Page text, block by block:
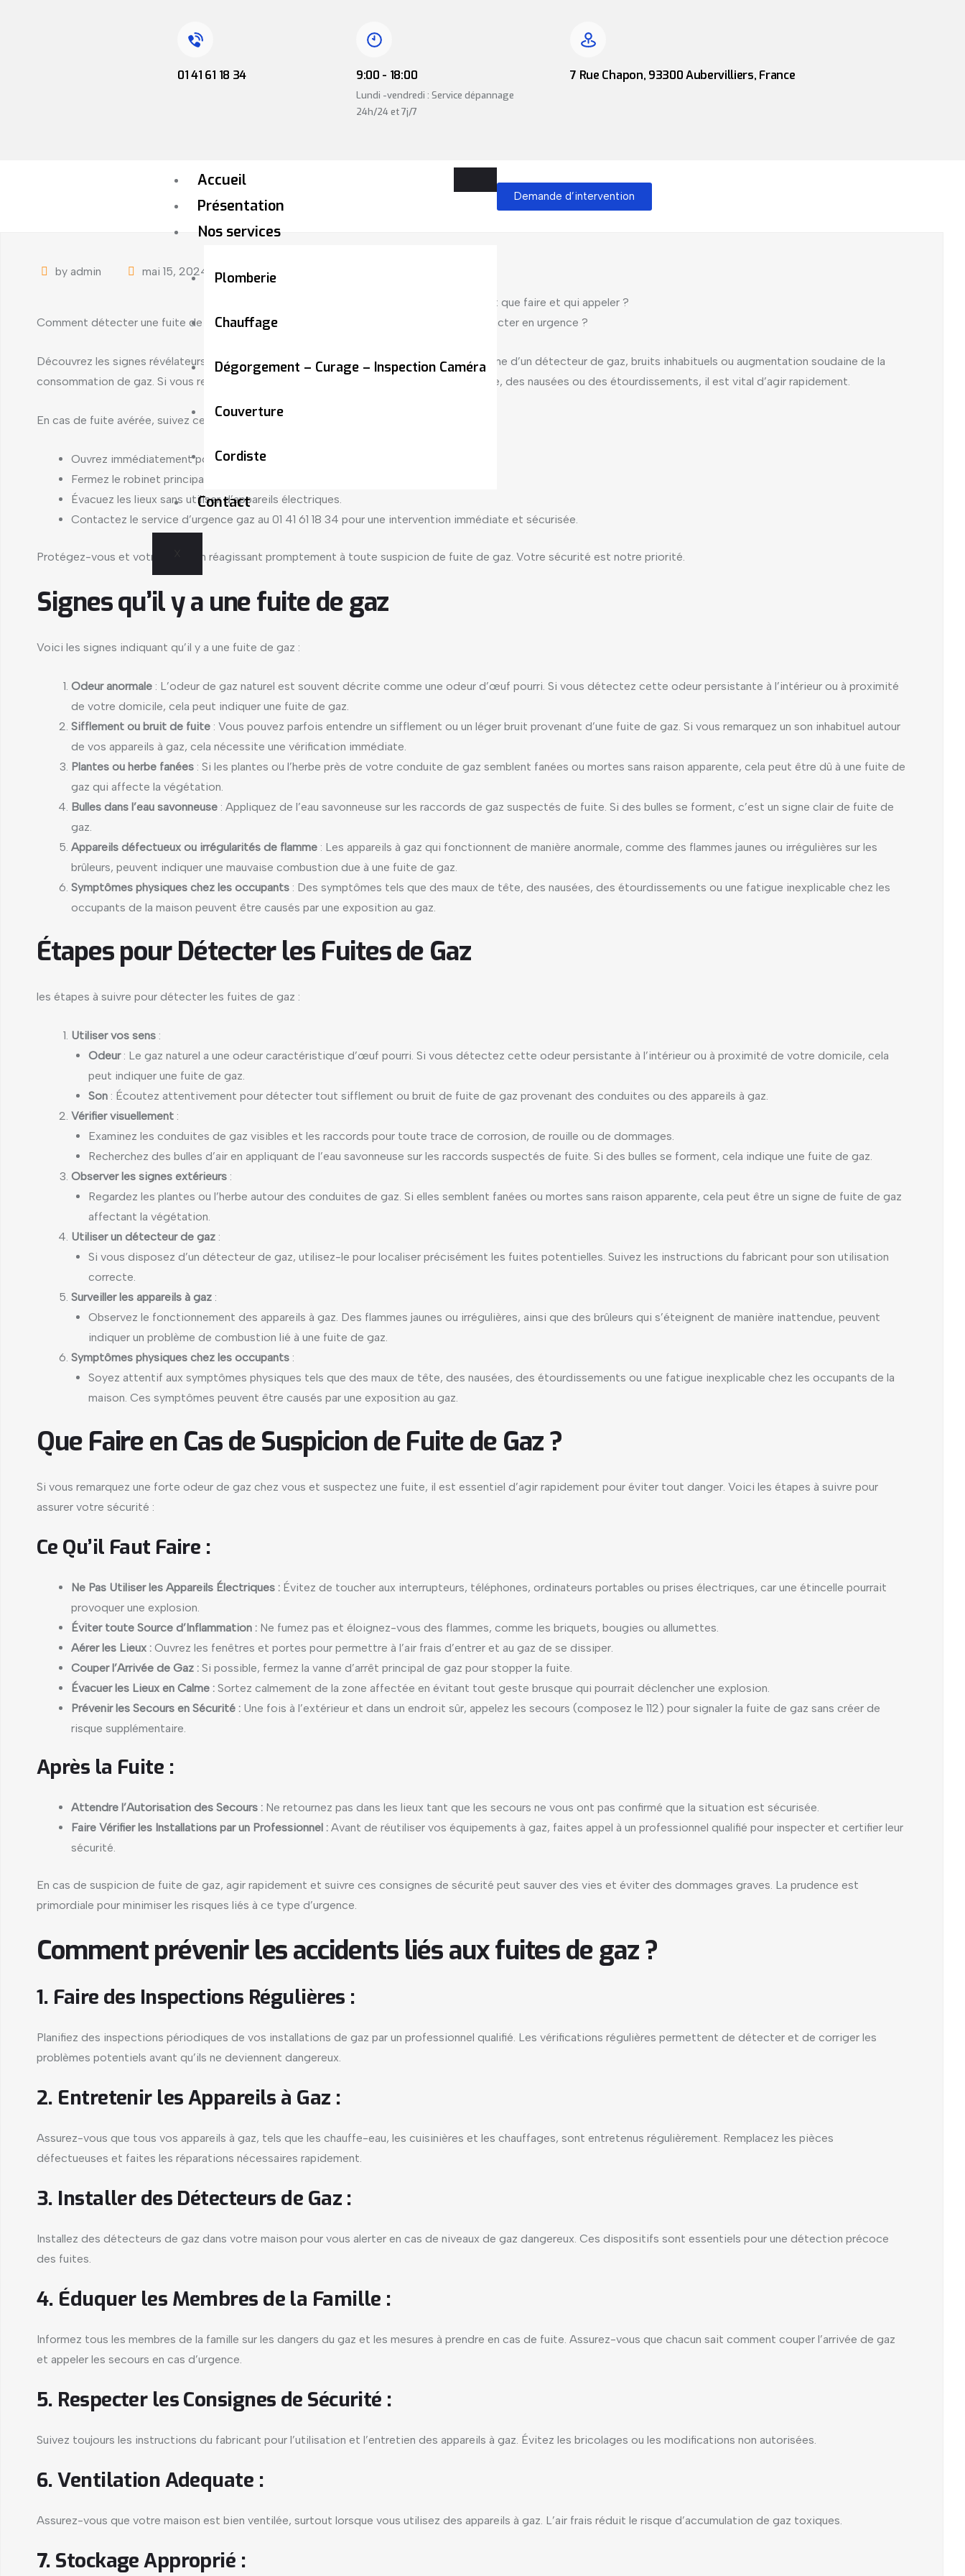
01 41 61 18 34 9:00 - 18:00
Lundi -vendredi : Service dépannage
24h/24 et 7j/7
7 Rue Chapon, 93300 Aubervilliers, France
Accueil
Présentation
Nos services
Plomberie
Chauffage
Dégorgement – Curage – Inspection Caméra
Couverture
Cordiste
Contact
Demande d’intervention
by admin mai 15, 2024 Uncategorized
Comment détecter une fuite de gaz ? Que faire en cas de suspicion de fuite et qui contacter en urgence ?
Découvrez les signes révélateurs d’une fuite de gaz : odeur persistante d’œuf pourri, alarme d’un détecteur de gaz, bruits inhabituels ou augmentation soudaine de la
consommation de gaz. Si vous remarquez ces symptômes ou ressentez des maux de tête, des nausées ou des étourdissements, il est vital d’agir rapidement.
En cas de fuite avérée, suivez ces étapes cruciales :
Ouvrez immédiatement portes et fenêtres pour aérer.
Fermez le robinet principal d’alimentation en gaz.
Évacuez les lieux sans utiliser d’appareils électriques.
Contactez le service d’urgence gaz au 01 41 61 18 34 pour une intervention immédiate et sécurisée.
Protégez-vous et votre foyer en réagissant promptement à toute suspicion de fuite de gaz. Votre sécurité est notre priorité.
Signes qu’il y a une fuite de gaz
Voici les signes indiquant qu’il y a une fuite de gaz :
Odeur anormale : L’odeur de gaz naturel est souvent décrite comme une odeur d’œuf pourri. Si vous détectez cette odeur persistante à l’intérieur ou à proximité
de votre domicile, cela peut indiquer une fuite de gaz.
Sifflement ou bruit de fuite : Vous pouvez parfois entendre un sifflement ou un léger bruit provenant d’une fuite de gaz. Si vous remarquez un son inhabituel autour
de vos appareils à gaz, cela nécessite une vérification immédiate.
Plantes ou herbe fanées : Si les plantes ou l’herbe près de votre conduite de gaz semblent fanées ou mortes sans raison apparente, cela peut être dû à une fuite de
gaz qui affecte la végétation.
Bulles dans l’eau savonneuse : Appliquez de l’eau savonneuse sur les raccords de gaz suspectés de fuite. Si des bulles se forment, c’est un signe clair de fuite de
gaz.
Appareils défectueux ou irrégularités de flamme : Les appareils à gaz qui fonctionnent de manière anormale, comme des flammes jaunes ou irrégulières sur les
brûleurs, peuvent indiquer une mauvaise combustion due à une fuite de gaz.
Symptômes physiques chez les occupants : Des symptômes tels que des maux de tête, des nausées, des étourdissements ou une fatigue inexplicable chez les
occupants de la maison peuvent être causés par une exposition au gaz.
Étapes pour Détecter les Fuites de Gaz
les étapes à suivre pour détecter les fuites de gaz :
Utiliser vos sens :
Odeur: Le gaz naturel a une odeur caractéristique d’œuf pourri. Si vous détectez cette odeur persistante à l’intérieur ou à proximité de votre domicile, cela
peut indiquer une fuite de gaz.
Son : Écoutez attentivement pour détecter tout sifflement ou bruit de fuite de gaz provenant des conduites ou des appareils à gaz.
Vérifier visuellement :
Examinez les conduites de gaz visibles et les raccords pour toute trace de corrosion, de rouille ou de dommages.
Recherchez des bulles d’air en appliquant de l’eau savonneuse sur les raccords suspectés de fuite. Si des bulles se forment, cela indique une fuite de gaz.
Observer les signes extérieurs :
Regardez les plantes ou l’herbe autour des conduites de gaz. Si elles semblent fanées ou mortes sans raison apparente, cela peut être un signe de fuite de gaz
affectant la végétation.
Utiliser un détecteur de gaz :
Si vous disposez d’un détecteur de gaz, utilisez-le pour localiser précisément les fuites potentielles. Suivez les instructions du fabricant pour son utilisation
correcte.
Surveiller les appareils à gaz :
Observez le fonctionnement des appareils à gaz. Des flammes jaunes ou irrégulières, ainsi que des brûleurs qui s’éteignent de manière inattendue, peuvent
indiquer un problème de combustion lié à une fuite de gaz.
Symptômes physiques chez les occupants :
Soyez attentif aux symptômes physiques tels que des maux de tête, des nausées, des étourdissements ou une fatigue inexplicable chez les occupants de la
maison. Ces symptômes peuvent être causés par une exposition au gaz.
Que Faire en Cas de Suspicion de Fuite de Gaz ?
Si vous remarquez une forte odeur de gaz chez vous et suspectez une fuite, il est essentiel d’agir rapidement pour éviter tout danger. Voici les étapes à suivre pour
assurer votre sécurité :
Ce Qu’il Faut Faire :
Ne Pas Utiliser les Appareils Électriques : Évitez de toucher aux interrupteurs, téléphones, ordinateurs portables ou prises électriques, car une étincelle pourrait
provoquer une explosion.
Éviter toute Source d’Inflammation : Ne fumez pas et éloignez-vous des flammes, comme les briquets, bougies ou allumettes.
Aérer les Lieux : Ouvrez les fenêtres et portes pour permettre à l’air frais d’entrer et au gaz de se dissiper.
Couper l’Arrivée de Gaz : Si possible, fermez la vanne d’arrêt principal de gaz pour stopper la fuite.
Évacuer les Lieux en Calme : Sortez calmement de la zone affectée en évitant tout geste brusque qui pourrait déclencher une explosion.
Prévenir les Secours en Sécurité : Une fois à l’extérieur et dans un endroit sûr, appelez les secours (composez le 112) pour signaler la fuite de gaz sans créer de
risque supplémentaire.
Après la Fuite :
Attendre l’Autorisation des Secours : Ne retournez pas dans les lieux tant que les secours ne vous ont pas confirmé que la situation est sécurisée.
Faire Vérifier les Installations par un Professionnel : Avant de réutiliser vos équipements à gaz, faites appel à un professionnel qualifié pour inspecter et certifier leur
sécurité.
En cas de suspicion de fuite de gaz, agir rapidement et suivre ces consignes de sécurité peut sauver des vies et éviter des dommages graves. La prudence est
primordiale pour minimiser les risques liés à ce type d’urgence.
Comment prévenir les accidents liés aux fuites de gaz ?
1. Faire des Inspections Régulières :
Planifiez des inspections périodiques de vos installations de gaz par un professionnel qualifié. Les vérifications régulières permettent de détecter et de corriger les
problèmes potentiels avant qu’ils ne deviennent dangereux.
2. Entretenir les Appareils à Gaz :
Assurez-vous que tous vos appareils à gaz, tels que les chauffe-eau, les cuisinières et les chauffages, sont entretenus régulièrement. Remplacez les pièces
défectueuses et faites les réparations nécessaires rapidement.
3. Installer des Détecteurs de Gaz :
Installez des détecteurs de gaz dans votre maison pour vous alerter en cas de niveaux de gaz dangereux. Ces dispositifs sont essentiels pour une détection précoce
des fuites.
4. Éduquer les Membres de la Famille :
Informez tous les membres de la famille sur les dangers du gaz et les mesures à prendre en cas de fuite. Assurez-vous que chacun sait comment couper l’arrivée de gaz
et appeler les secours en cas d’urgence.
5. Respecter les Consignes de Sécurité :
Suivez toujours les instructions du fabricant pour l’utilisation et l’entretien des appareils à gaz. Évitez les bricolages ou les modifications non autorisées.
6. Ventilation Adequate :
Assurez-vous que votre maison est bien ventilée, surtout lorsque vous utilisez des appareils à gaz. L’air frais réduit le risque d’accumulation de gaz toxiques.
7. Stockage Approprié :